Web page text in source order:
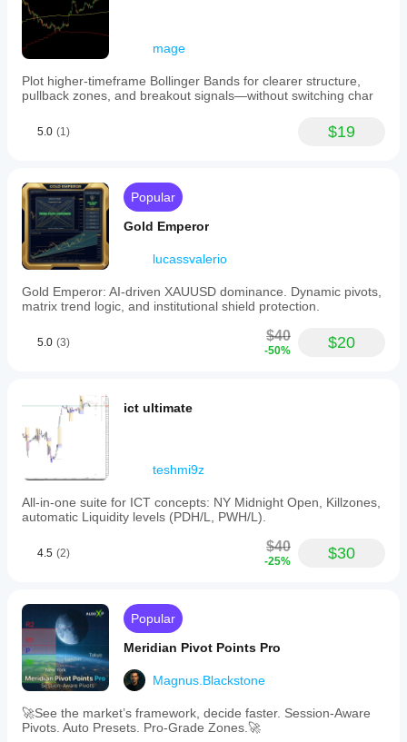
mage
Plot higher-timeframe Bollinger Bands for clearer structure,
pullback zones, and breakout signals—without switching char
5.0 (1) $19
Popular
Gold Emperor
lucassvalerio
Gold Emperor: AI-driven XAUUSD dominance. Dynamic pivots,
matrix trend logic, and institutional shield protection.
5.0 (3) $40
-50% $20
ict ultimate
teshmi9z
All-in-one suite for ICT concepts: NY Midnight Open, Killzones,
automatic Liquidity levels (PDH/L, PWH/L).
4.5 (2) $40
-25% $30
Popular
Meridian Pivot Points Pro
Magnus.Blackstone
🚀See the market’s framework, decide faster. Session-Aware
Pivots. Auto Presets. Pro-Grade Zones.🚀